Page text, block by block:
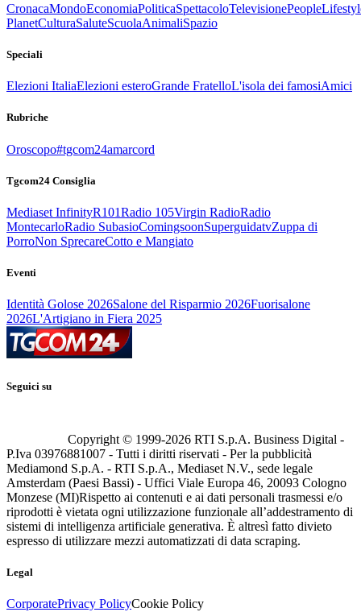
CronacaMondoEconomiaPoliticaSpettacoloTelevisionePeople
PlanetCulturaSaluteScuolaAnimaliSpazio
Speciali
Elezioni ItaliaElezioni esteroGrande FratelloL'isola dei famosiAmici
Rubriche
Oroscopo#tgcom24amarcord
Tgcom24 Consiglia
Mediaset InfinityR101Radio 105Virgin RadioRadio
MontecarloRadio SubasioComingsoonSuperguidatvZuppa di
PorroNon SprecareCotto e Mangiato
Eventi
Identità Golose 2026Salone del Risparmio 2026Fuorisalone
2026L'Artigiano in Fiera 2025
Seguici su
Copyright © 1999-2026 RTI S.p.A. Business Digital -
P.Iva 03976881007 - Tutti i diritti riservati - Per la pubblicità
Mediamond S.p.A. - RTI S.p.A., Mediaset N.V., sede legale
Amsterdam (Paesi Bassi) - Uffici Viale Europa 46, 20093 Cologno
Monzese (MI)Rispetto ai contenuti e ai dati personali trasmessi e/o
riprodotti è vietata ogni utilizzazione funzionale all’addestramento di
sistemi di intelligenza artificiale generativa. È altresì fatto divieto
espresso di utilizzare mezzi automatizzati di data scraping.
Legal
CorporatePrivacy PolicyCookie Policy